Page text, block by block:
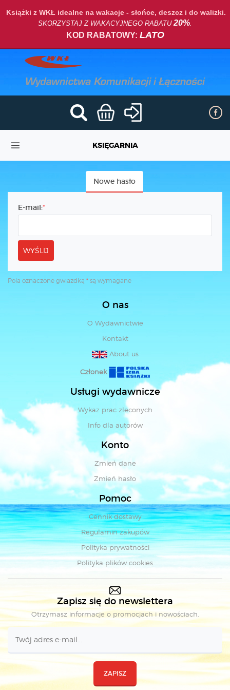
Książki z WKŁ idealne na wakacje - słońce, deszcz i do walizki.
SKORZYSTAJ Z WAKACYJNEGO RABATU20%.
KOD RABATOWY: LATO
KSIĘGARNIA
Nowe hasło
E-mail:
WYŚLIJ
Pola oznaczone gwiazdką * są wymagane
O nas
O Wydawnictwie
Kontakt
About us
Członek
Usługi wydawnicze
Wykaz prac zleconych
Info dla autorów
Konto
Zmień dane
Zmień hasło
Pomoc
Cennik dostawy
Regulamin zakupów
Polityka prywatności
Polityka plików cookies
Zapisz się do newslettera
Otrzymasz informacje o promocjach i nowościach.
ZAPISZ